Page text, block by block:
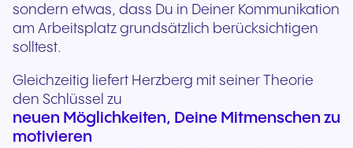
sondern etwas, dass Du in Deiner Kommunikation
am Arbeitsplatz grundsätzlich berücksichtigen
solltest.
Gleichzeitig liefert Herzberg mit seiner Theorie
den Schlüssel zu
neuen Möglichkeiten, Deine Mitmenschen zu
motivieren